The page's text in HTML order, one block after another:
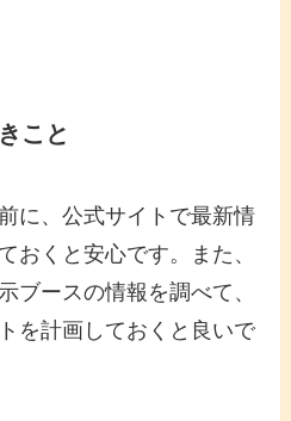
こと
に、公式サイトで最新情
おくと安心です。また、
ブースの情報を調べて、
を計画しておくと良いで